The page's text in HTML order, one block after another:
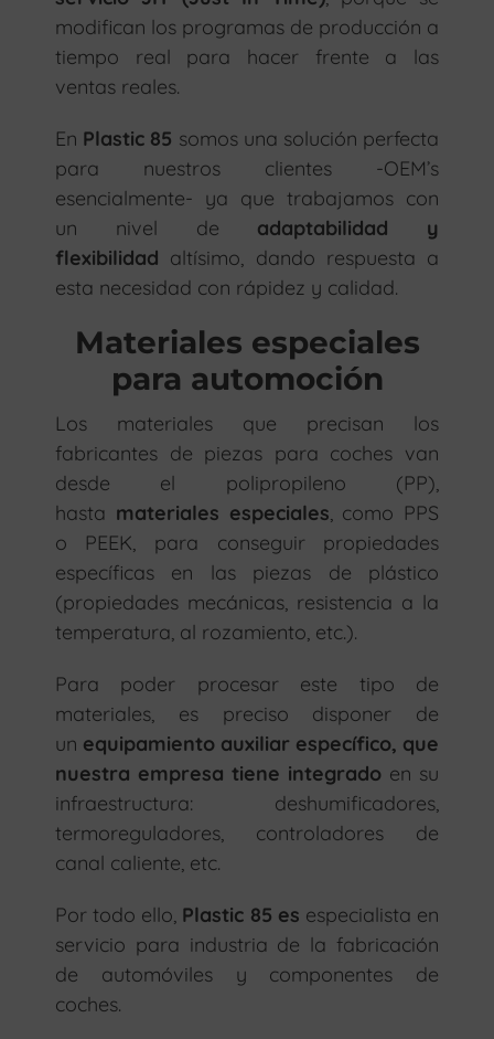
modifican los programas de producción a
tiempo real para hacer frente a las
ventas reales.
En Plastic 85 somos una solución perfecta
para nuestros clientes -OEM’s
esencialmente- ya que trabajamos con
un nivel de adaptabilidad y
flexibilidad altísimo, dando respuesta a
esta necesidad con rápidez y calidad.
Materiales especiales
para automoción
Los materiales que precisan los
fabricantes de piezas para coches van
desde el polipropileno (PP),
hasta materiales especiales, como PPS
o PEEK, para conseguir propiedades
específicas en las piezas de plástico
(propiedades mecánicas, resistencia a la
temperatura, al rozamiento, etc.).
Para poder procesar este tipo de
materiales, es preciso disponer de
un equipamiento auxiliar específico, que
nuestra empresa tiene integrado en su
infraestructura: deshumificadores,
termoreguladores, controladores de
canal caliente, etc.
Por todo ello, Plastic 85 es especialista en
servicio para industria de la fabricación
de automóviles y componentes de
coches.